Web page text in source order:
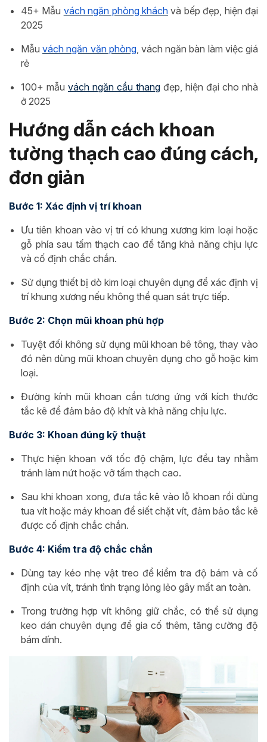
45+ Mẫu vách ngăn phòng khách và bếp đẹp, hiện đại
2025
Mẫuvách ngăn văn phòng, vách ngăn bàn làm việc giá
rẻ
100+ mẫu vách ngăn cầu thang đẹp, hiện đại cho nhà
ở 2025
Hướng dẫn cách khoan
tường thạch cao đúng cách,
đơn giản
Bước 1: Xác định vị trí khoan
Ưu tiên khoan vào vị trí có khung xương kim loại hoặc
gỗ phía sau tấm thạch cao để tăng khả năng chịu lực
và cố định chắc chắn.
Sử dụng thiết bị dò kim loại chuyên dụng để xác định vị
trí khung xương nếu không thể quan sát trực tiếp.
Bước 2: Chọn mũi khoan phù hợp
Tuyệt đối không sử dụng mũi khoan bê tông, thay vào
đó nên dùng mũi khoan chuyên dụng cho gỗ hoặc kim
loại.
Đường kính mũi khoan cần tương ứng với kích thước
tắc kê để đảm bảo độ khít và khả năng chịu lực.
Bước 3: Khoan đúng kỹ thuật
Thực hiện khoan với tốc độ chậm, lực đều tay nhằm
tránh làm nứt hoặc vỡ tấm thạch cao.
Sau khi khoan xong, đưa tắc kê vào lỗ khoan rồi dùng
tua vít hoặc máy khoan để siết chặt vít, đảm bảo tắc kê
được cố định chắc chắn.
Bước 4: Kiểm tra độ chắc chắn
Dùng tay kéo nhẹ vật treo để kiểm tra độ bám và cố
định của vít, tránh tình trạng lỏng lẻo gây mất an toàn.
Trong trường hợp vít không giữ chắc, có thể sử dụng
keo dán chuyên dụng để gia cố thêm, tăng cường độ
bám dính.